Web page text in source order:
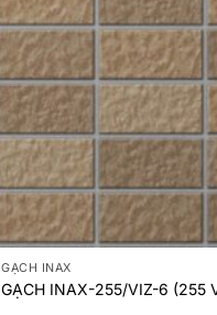
GẠCH INAX
GẠCH INAX-255/VIZ-6 (255